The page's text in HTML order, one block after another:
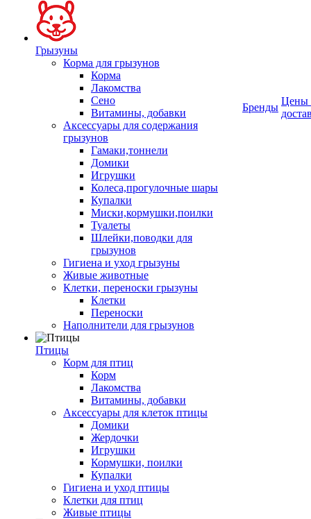
Грызуны
Корма для грызунов
Корма
Лакомства
Сено
Витамины, добавки
Аксессуары для содержания
грызунов
Гамаки,тоннели
Домики
Игрушки
Колеса,прогулочные шары
Купалки
Миски,кормушки,поилки
Туалеты
Шлейки,поводки для
грызунов
Гигиена и уход грызуны
Живые животные
Клетки, переноски грызуны
Клетки
Переноски
Наполнители для грызунов
Птицы
Корм для птиц
Корм
Лакомства
Витамины, добавки
Аксессуары для клеток птицы
Домики
Жердочки
Игрушки
Кормушки, поилки
Купалки
Гигиена и уход птицы
Клетки для птиц
Живые птицы
Бренды
Цены